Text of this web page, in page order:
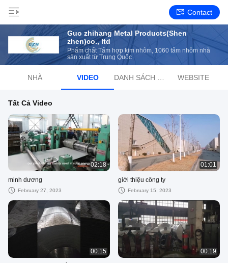
Contact
Guo zhihang Metal Products(Shen
zhen)co., ltd
Phẩm chất Tấm hợp kim nhôm, 1060 tấm nhôm nhà
sản xuất từ ​​Trung Quốc
NHÀ VIDEO WEBSITE
Tất Cả Video
02:18
minh dương
February 27, 2023
01:01
giới thiệu công ty
February 15, 2023
00:15 00:19